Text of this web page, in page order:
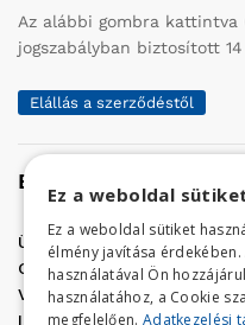
Az alábbi gombra
jogszabályban biztosított
Elállás a szerződéstől
Elérhetőség
Üzletünk címe:
Szolnok,
Golf Center Áruház:06
VÁR-Kert Áruház: 06 (56)
Iroda:06 (56) 421-857
Ez a weboldal
Ez a weboldal sütiket
élmény javítása
használatával Ön
használatához, a Cookie
megfelelően. Adatkezelési